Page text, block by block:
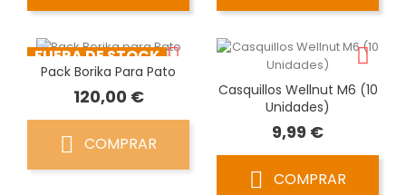
FUERA DE STOCK
Pack Borika Para Pato
120,00 €Precio
COMPRAR
Casquillos Wellnut M6 (10
Unidades)
9,99 €Precio
COMPRAR